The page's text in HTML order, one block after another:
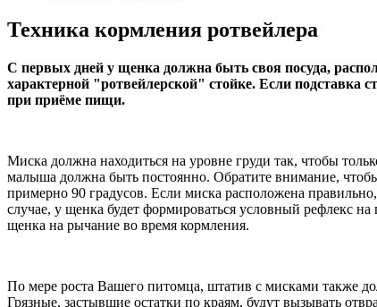
Техника кормления ротвейлера
С первых дней у щенка должна быть своя посуда,
характерной "ротвейлерской" стойке. Если подставка
при приёме пищи.
Миска должна находиться на уровне груди так, чтобы
малыша должна быть постоянно. Обратите внимание,
примерно 90 градусов. Если миска расположена
случае, у щенка будет формироваться условный рефлекс
щенка на рычание во время кормления.
По мере роста Вашего питомца, штатив с мисками также
Грязные, застывшие остатки по краям, будут вызывать